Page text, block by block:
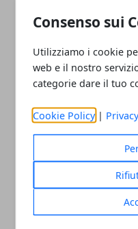
Consenso sui
Utilizziamo i cookie
web e il nostro
categorie dare il tuo
Cookie Policy |
CMS
iPhone
Apple
Videogames
Streaming
Android
Musica
Google Maps